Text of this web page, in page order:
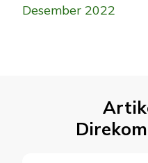
Desember 2022